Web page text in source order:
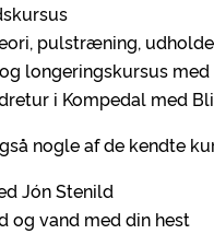
pulstræning,
longeringskursus med
i Kompedal med
nogle af de kendte
Jón Stenild
og vand med din hest